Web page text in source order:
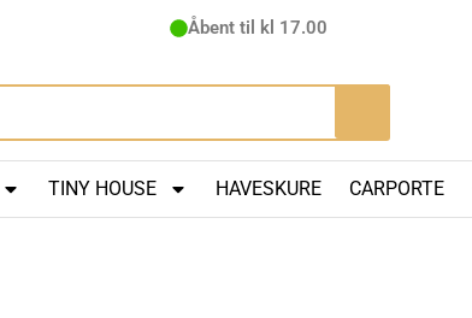
Åbent til kl 17.00
TINY HOUSE HAVESKURE CARPORTE